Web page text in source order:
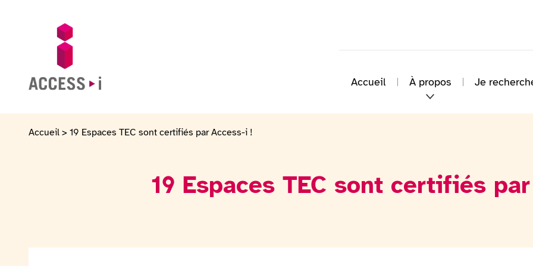
Accueil À propos Je
Accueil > 19 Espaces TEC sont certifiés par Access-i !
19 Espaces TEC sont certifiés